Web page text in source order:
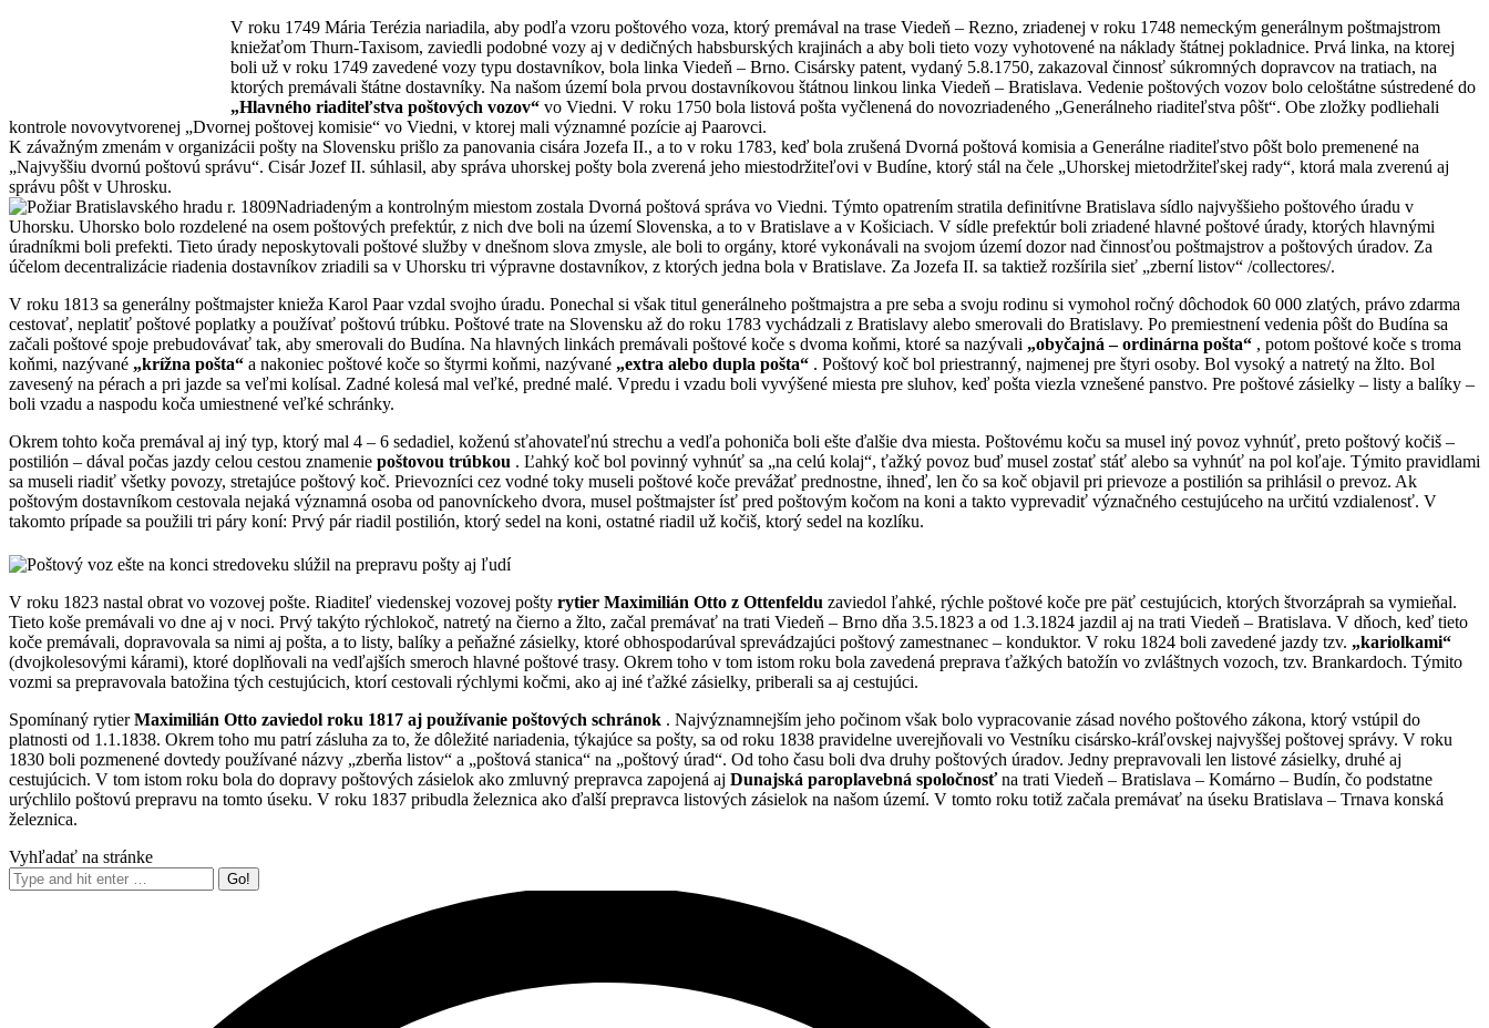
V roku 1749 Mária Terézia nariadila, aby podľa vzoru poštového voza, ktorý premával na trase Viedeň – Rezno, zriadenej v roku 1748 nemeckým generálnym poštmajstrom
kniežaťom Thurn-Taxisom, zaviedli podobné vozy aj v dedičných habsburských krajinách a aby boli tieto vozy vyhotovené na náklady štátnej pokladnice. Prvá linka, na ktorej
boli už v roku 1749 zavedené vozy typu dostavníkov, bola linka Viedeň – Brno. Cisársky patent, vydaný 5.8.1750, zakazoval činnosť súkromných dopravcov na tratiach, na
ktorých premávali štátne dostavníky. Na našom území bola prvou dostavníkovou štátnou linkou linka Viedeň – Bratislava. Vedenie poštových vozov bolo celoštátne sústredené do
„Hlavného riaditeľstva poštových vozov“ vo Viedni. V roku 1750 bola listová pošta vyčlenená do novozriadeného „Generálneho riaditeľstva pôšt“. Obe zložky podliehali
kontrole novovytvorenej „Dvornej poštovej komisie“ vo Viedni, v ktorej mali významné pozície aj Paarovci.
K závažným zmenám v organizácii pošty na Slovensku prišlo za panovania cisára Jozefa II., a to v roku 1783, keď bola zrušená Dvorná poštová komisia a Generálne riaditeľstvo pôšt bolo premenené na
„Najvyššiu dvornú poštovú správu“. Cisár Jozef II. súhlasil, aby správa uhorskej pošty bola zverená jeho miestodržiteľovi v Budíne, ktorý stál na čele „Uhorskej mietodržiteľskej rady“, ktorá mala zverenú aj
správu pôšt v Uhrosku.
Nadriadeným a kontrolným miestom zostala Dvorná poštová správa vo Viedni. Týmto opatrením stratila definitívne Bratislava sídlo najvyššieho poštového úradu v
Uhorsku. Uhorsko bolo rozdelené na osem poštových prefektúr, z nich dve boli na území Slovenska, a to v Bratislave a v Košiciach. V sídle prefektúr boli zriadené hlavné poštové úrady, ktorých hlavnými
úradníkmi boli prefekti. Tieto úrady neposkytovali poštové služby v dnešnom slova zmysle, ale boli to orgány, ktoré vykonávali na svojom území dozor nad činnosťou poštmajstrov a poštových úradov. Za
účelom decentralizácie riadenia dostavníkov zriadili sa v Uhorsku tri výpravne dostavníkov, z ktorých jedna bola v Bratislave. Za Jozefa II. sa taktiež rozšírila sieť „zberní listov“ /collectores/.
V roku 1813 sa generálny poštmajster knieža Karol Paar vzdal svojho úradu. Ponechal si však titul generálneho poštmajstra a pre seba a svoju rodinu si vymohol ročný dôchodok 60 000 zlatých, právo zdarma
cestovať, neplatiť poštové poplatky a používať poštovú trúbku. Poštové trate na Slovensku až do roku 1783 vychádzali z Bratislavy alebo smerovali do Bratislavy. Po premiestnení vedenia pôšt do Budína sa
začali poštové spoje prebudovávať tak, aby smerovali do Budína. Na hlavných linkách premávali poštové koče s dvoma koňmi, ktoré sa nazývali „obyčajná – ordinárna pošta“ , potom poštové koče s troma
koňmi, nazývané „krížna pošta“ a nakoniec poštové koče so štyrmi koňmi, nazývané „extra alebo dupla pošta“ . Poštový koč bol priestranný, najmenej pre štyri osoby. Bol vysoký a natretý na žlto. Bol
zavesený na pérach a pri jazde sa veľmi kolísal. Zadné kolesá mal veľké, predné malé. Vpredu i vzadu boli vyvýšené miesta pre sluhov, keď pošta viezla vznešené panstvo. Pre poštové zásielky – listy a balíky –
boli vzadu a naspodu koča umiestnené veľké schránky.
Okrem tohto koča premával aj iný typ, ktorý mal 4 – 6 sedadiel, koženú sťahovateľnú strechu a vedľa pohoniča boli ešte ďalšie dva miesta. Poštovému koču sa musel iný povoz vyhnúť, preto poštový kočiš –
postilión – dával počas jazdy celou cestou znamenie poštovou trúbkou . Ľahký koč bol povinný vyhnúť sa „na celú kolaj“, ťažký povoz buď musel zostať stáť alebo sa vyhnúť na pol koľaje. Týmito pravidlami
sa museli riadiť všetky povozy, stretajúce poštový koč. Prievozníci cez vodné toky museli poštové koče prevážať prednostne, ihneď, len čo sa koč objavil pri prievoze a postilión sa prihlásil o prevoz. Ak
poštovým dostavníkom cestovala nejaká významná osoba od panovníckeho dvora, musel poštmajster ísť pred poštovým kočom na koni a takto vyprevadiť význačného cestujúceho na určitú vzdialenosť. V
takomto prípade sa použili tri páry koní: Prvý pár riadil postilión, ktorý sedel na koni, ostatné riadil už kočiš, ktorý sedel na kozlíku.
V roku 1823 nastal obrat vo vozovej pošte. Riaditeľ viedenskej vozovej pošty rytier Maximilián Otto z Ottenfeldu zaviedol ľahké, rýchle poštové koče pre päť cestujúcich, ktorých štvorzáprah sa vymieňal.
Tieto koše premávali vo dne aj v noci. Prvý takýto rýchlokoč, natretý na čierno a žlto, začal premávať na trati Viedeň – Brno dňa 3.5.1823 a od 1.3.1824 jazdil aj na trati Viedeň – Bratislava. V dňoch, keď tieto
koče premávali, dopravovala sa nimi aj pošta, a to listy, balíky a peňažné zásielky, ktoré obhospodarúval sprevádzajúci poštový zamestnanec – konduktor. V roku 1824 boli zavedené jazdy tzv. „kariolkami“
(dvojkolesovými kárami), ktoré doplňovali na vedľajších smeroch hlavné poštové trasy. Okrem toho v tom istom roku bola zavedená preprava ťažkých batožín vo zvláštnych vozoch, tzv. Brankardoch. Týmito
vozmi sa prepravovala batožina tých cestujúcich, ktorí cestovali rýchlymi kočmi, ako aj iné ťažké zásielky, priberali sa aj cestujúci.
Spomínaný rytierMaximilián Otto zaviedol roku 1817 aj používanie poštových schránok . Najvýznamnejším jeho počinom však bolo vypracovanie zásad nového poštového zákona, ktorý vstúpil do
platnosti od 1.1.1838. Okrem toho mu patrí zásluha za to, že dôležité nariadenia, týkajúce sa pošty, sa od roku 1838 pravidelne uverejňovali vo Vestníku cisársko-kráľovskej najvyššej poštovej správy. V roku
1830 boli pozmenené dovtedy používané názvy „zberňa listov“ a „poštová stanica“ na „poštový úrad“. Od toho času boli dva druhy poštových úradov. Jedny prepravovali len listové zásielky, druhé aj
cestujúcich. V tom istom roku bola do dopravy poštových zásielok ako zmluvný prepravca zapojená aj Dunajská paroplavebná spoločnosťna trati Viedeň – Bratislava – Komárno – Budín, čo podstatne
urýchlilo poštovú prepravu na tomto úseku. V roku 1837 pribudla železnica ako ďalší prepravca listových zásielok na našom území. V tomto roku totiž začala premávať na úseku Bratislava – Trnava konská
železnica.
Vyhľadať na stránke
Search: